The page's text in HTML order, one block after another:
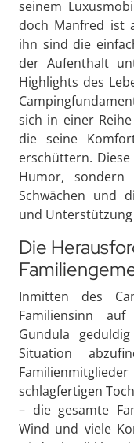
seinem
doch Manfred ist
ihn sind die
der Aufenthalt
Highlights des
sich in einer
die seine
erschüttern.
Humor, sondern
Schwächen und
und
Die
Inmitten des
Familiensinn
Gundula
Situation
schlagfertigen
– die gesamte
Wind und viele